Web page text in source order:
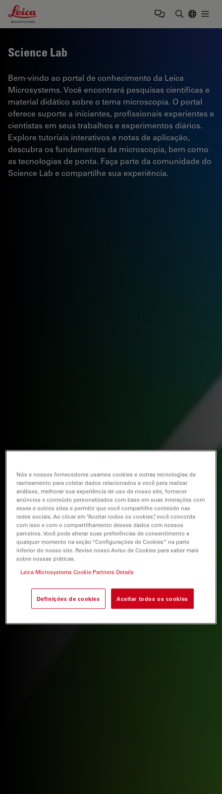
Leica Microsystems Logo
Science Lab
Bem-vindo ao portal de conhecimento da Leica
Microsystems. Você encontrará pesquisas científicas e
material didático sobre o tema microscopia. O portal
oferece suporte a iniciantes, profissionais experientes e
cientistas em seus trabalhos e experimentos diários.
Explore tutoriais interativos e notas de aplicação,
descubra os fundamentos da microscopia, bem como
as tecnologias de ponta. Faça parte da comunidade do
Science Lab e compartilhe sua experiência.
Nós e nossos fornecedores usamos cookies e outras tecnologias de
rastreamento para coletar dados relacionados a você para realizar
análises, melhorar sua experiência de uso de nosso site, fornecer
anúncios e conteúdo personalizados com base em suas interações com
esses e outros sites e permitir que você compartilhe conteúdo nas
redes sociais. Ao clicar em “Aceitar todos os cookies”, você concorda
com isso e com o compartilhamento desses dados com nossos
parceiros. Você pode alterar suas preferências de consentimento a
qualquer momento na seção “Configurações de Cookies” na parte
inferior do nosso site. Revise nosso Aviso de Cookies para saber mais
sobre nossas práticas.
Leica Microsystems Cookie Partners Details
Definições de cookies Aceitar todos os cookies